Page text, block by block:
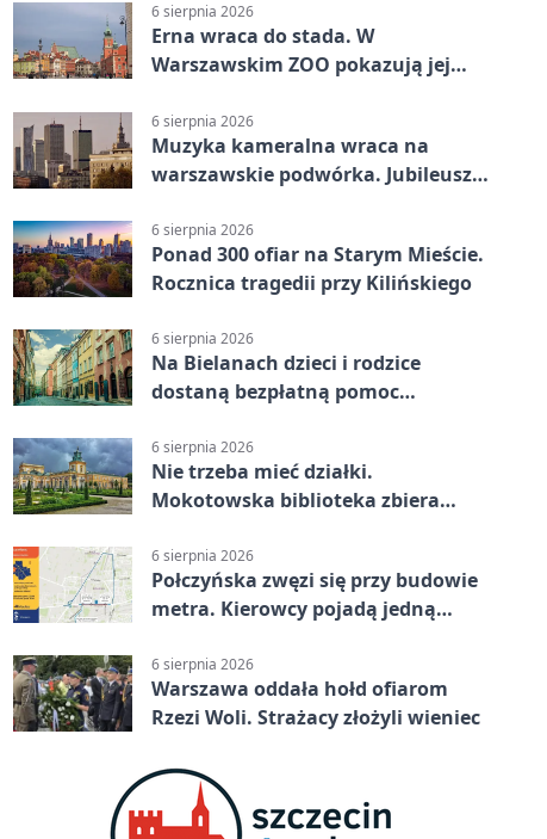
6 sierpnia 2026
Erna wraca do stada. W
Warszawskim ZOO pokazują jej
6 sierpnia 2026
Muzyka kameralna wraca na
warszawskie podwórka. Jubileusz
6 sierpnia 2026
Ponad 300 ofiar na Starym Mieście.
Rocznica tragedii przy Kilińskiego
6 sierpnia 2026
Na Bielanach dzieci i rodzice
dostaną bezpłatną pomoc
6 sierpnia 2026
Nie trzeba mieć działki.
Mokotowska biblioteka zbiera
6 sierpnia 2026
Połczyńska zwęzi się przy budowie
metra. Kierowcy pojadą jedną
6 sierpnia 2026
Warszawa oddała hołd ofiarom
Rzezi Woli. Strażacy złożyli wieniec